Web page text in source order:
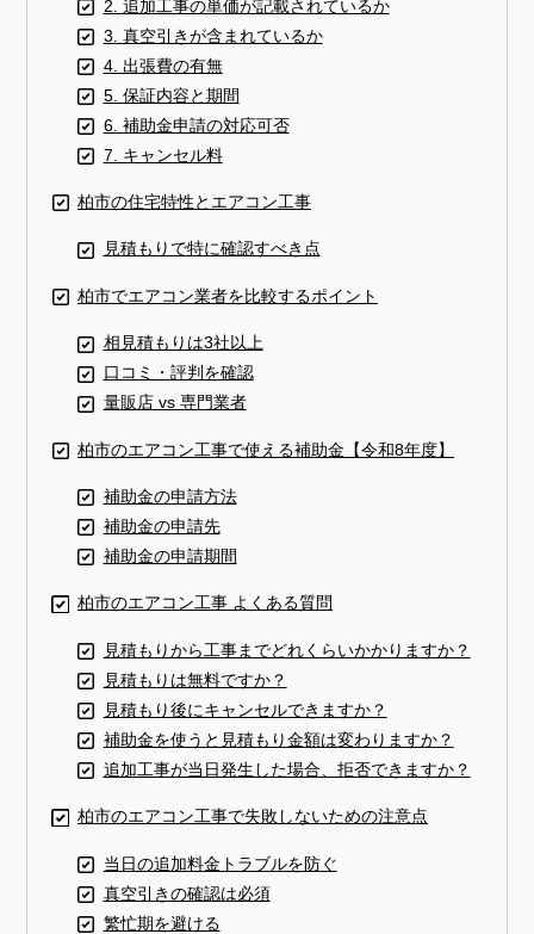
2. 追加工事の単価が記載されているか
3. 真空引きが含まれているか
4. 出張費の有無
5. 保証内容と期間
6. 補助金申請の対応可否
7. キャンセル料
柏市の住宅特性とエアコン工事
見積もりで特に確認すべき点
柏市でエアコン業者を比較するポイント
相見積もりは3社以上
口コミ・評判を確認
量販店 vs 専門業者
柏市のエアコン工事で使える補助金【令和8年度】
補助金の申請方法
補助金の申請先
補助金の申請期間
柏市のエアコン工事 よくある質問
見積もりから工事までどれくらいかかりますか？
見積もりは無料ですか？
見積もり後にキャンセルできますか？
補助金を使うと見積もり金額は変わりますか？
追加工事が当日発生した場合、拒否できますか？
柏市のエアコン工事で失敗しないための注意点
当日の追加料金トラブルを防ぐ
真空引きの確認は必須
繁忙期を避ける